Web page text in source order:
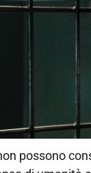
possono